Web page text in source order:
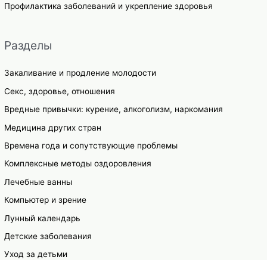
Профилактика заболеваний и укрепление здоровья
Разделы
Закаливание и продление молодости
Секс, здоровье, отношения
Вредные привычки: курение, алкоголизм, наркомания
Медицина других стран
Времена года и сопутствующие проблемы
Комплексные методы оздоровления
Лечебные ванны
Компьютер и зрение
Лунный календарь
Детские заболевания
Уход за детьми